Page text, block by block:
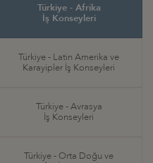
Türkiye - Afrika
İş Konseyleri
Türkiye - Latin Amerika ve
Karayipler İş Konseyleri
Türkiye - Avrasya
İş Konseyleri
Türkiye - Orta Doğu ve